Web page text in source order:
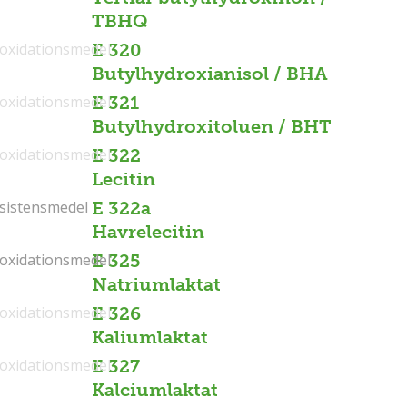
TBHQ
E 320
Butylhydroxianisol / BHA
E 321
Butylhydroxitoluen / BHT
E 322
Lecitin
E 322a
Havrelecitin
E 325
Natriumlaktat
E 326
Kaliumlaktat
E 327
Kalciumlaktat